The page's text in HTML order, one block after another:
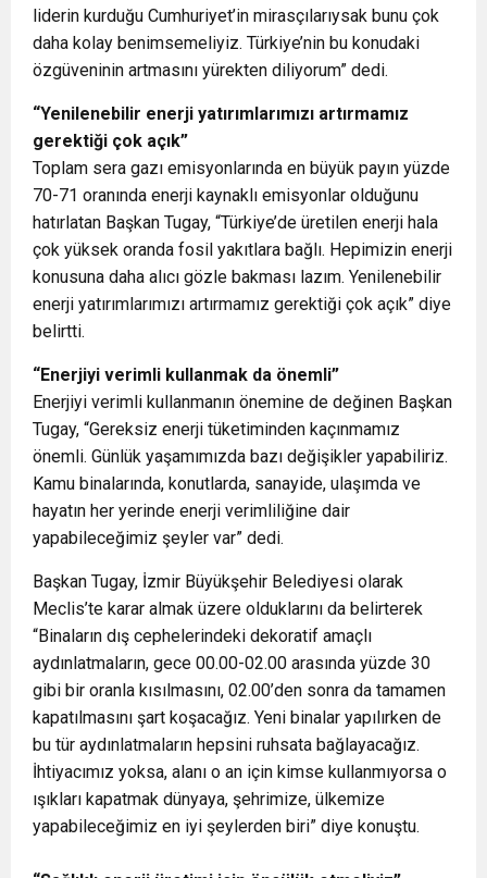
liderin kurduğu Cumhuriyet’in mirasçılarıysak bunu çok
daha kolay benimsemeliyiz. Türkiye’nin bu konudaki
özgüveninin artmasını yürekten diliyorum” dedi.
“Yenilenebilir enerji yatırımlarımızı artırmamız
gerektiği çok açık”
Toplam sera gazı emisyonlarında en büyük payın yüzde
70-71 oranında enerji kaynaklı emisyonlar olduğunu
hatırlatan Başkan Tugay, “Türkiye’de üretilen enerji hala
çok yüksek oranda fosil yakıtlara bağlı. Hepimizin enerji
konusuna daha alıcı gözle bakması lazım. Yenilenebilir
enerji yatırımlarımızı artırmamız gerektiği çok açık” diye
belirtti.
“Enerjiyi verimli kullanmak da önemli”
Enerjiyi verimli kullanmanın önemine de değinen Başkan
Tugay, “Gereksiz enerji tüketiminden kaçınmamız
önemli. Günlük yaşamımızda bazı değişikler yapabiliriz.
Kamu binalarında, konutlarda, sanayide, ulaşımda ve
hayatın her yerinde enerji verimliliğine dair
yapabileceğimiz şeyler var” dedi.
Başkan Tugay, İzmir Büyükşehir Belediyesi olarak
Meclis’te karar almak üzere olduklarını da belirterek
“Binaların dış cephelerindeki dekoratif amaçlı
aydınlatmaların, gece 00.00-02.00 arasında yüzde 30
gibi bir oranla kısılmasını, 02.00’den sonra da tamamen
kapatılmasını şart koşacağız. Yeni binalar yapılırken de
bu tür aydınlatmaların hepsini ruhsata bağlayacağız.
İhtiyacımız yoksa, alanı o an için kimse kullanmıyorsa o
ışıkları kapatmak dünyaya, şehrimize, ülkemize
yapabileceğimiz en iyi şeylerden biri” diye konuştu.